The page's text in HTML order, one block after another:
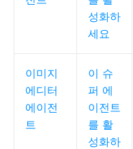
성화하
세요
이미지
에디터
에이전
트
이 슈
퍼 에
이전트
를 활
성화하